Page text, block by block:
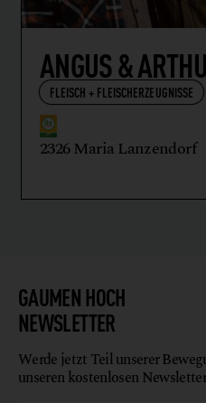
ANGUS &
FLEISCH + FLEISCHERZEUGNISSE
2326 Maria Lanzendorf
GAUMEN HOCH
NEWSLETTER
Werde jetzt Teil unserer
unseren kostenlosen